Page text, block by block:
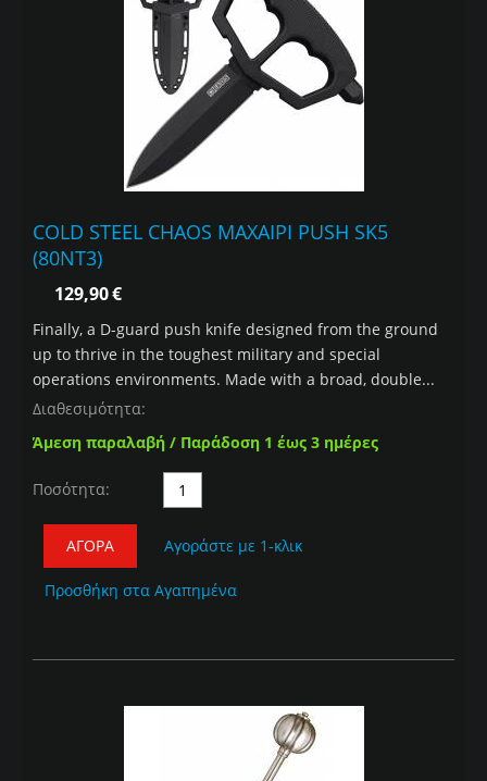
COLD STEEL CHAOS ΜΑΧΑΙΡΙ PUSH SK5
(80NT3)
129,90€
Finally, a D-guard push knife designed from the ground
up to thrive in the toughest military and special
operations environments. Made with a broad, double...
Διαθεσιμότητα:
Άμεση παραλαβή / Παράδοση 1 έως 3 ημέρες
Ποσότητα:
ΑΓΟΡΆ Αγοράστε με 1-κλικ
Προσθήκη στα Αγαπημένα